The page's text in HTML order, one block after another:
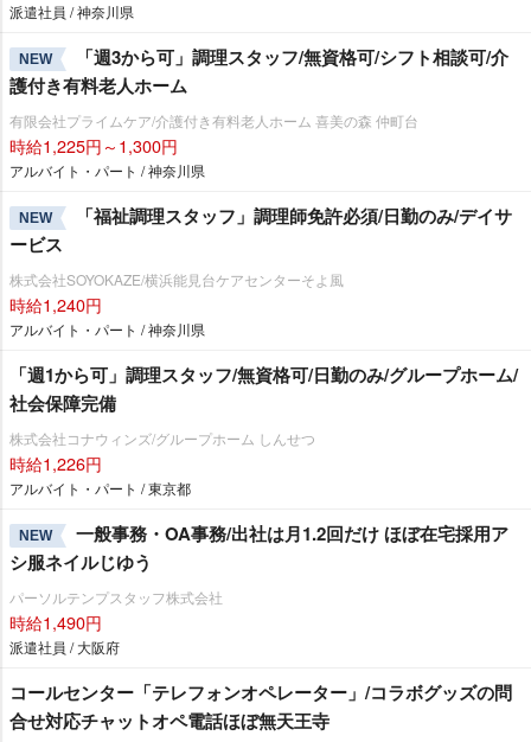
派遣社員 / 神奈川県
NEW
「週3から可」調理スタッフ/無資格可/シフト相談可/介
護付き有料老人ホーム
有限会社プライムケア/介護付き有料老人ホーム 喜美の森 仲町台
時給1,225円～1,300円
アルバイト・パート / 神奈川県
NEW
「福祉調理スタッフ」調理師免許必須/日勤のみ/デイサ
ービス
株式会社SOYOKAZE/横浜能見台ケアセンターそよ風
時給1,240円
アルバイト・パート / 神奈川県
「週1から可」調理スタッフ/無資格可/日勤のみ/グループホーム/
社会保障完備
株式会社コナウィンズ/グループホーム しんせつ
時給1,226円
アルバイト・パート / 東京都
NEW
一般事務・OA事務/出社は月1.2回だけ ほぼ在宅採用ア
シ服ネイルじゆう
パーソルテンプスタッフ株式会社
時給1,490円
派遣社員 / 大阪府
コールセンター「テレフォンオペレーター」/コラボグッズの問
合せ対応チャットオペ電話ほぼ無天王寺